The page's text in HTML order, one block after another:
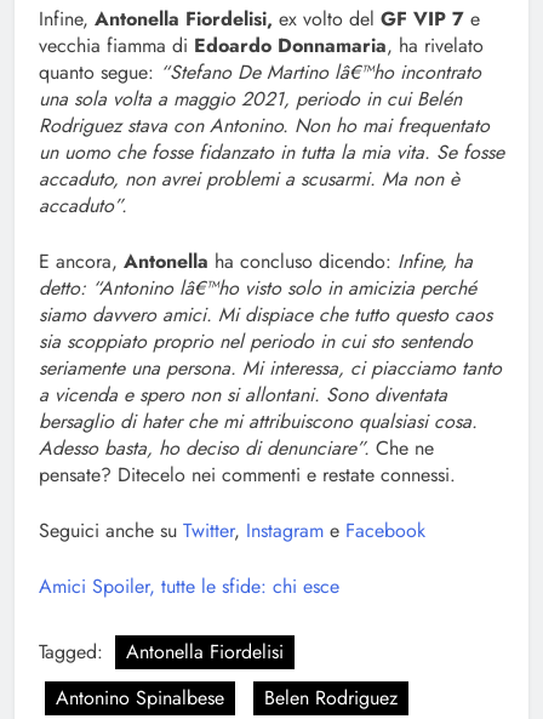
Infine, Antonella Fiordelisi, ex volto del GF VIP 7 e
vecchia fiamma di Edoardo Donnamaria, ha rivelato
quanto segue: “Stefano De Martino lâ€™ho incontrato
una sola volta a maggio 2021, periodo in cui Belén
Rodriguez stava con Antonino. Non ho mai frequentato
un uomo che fosse fidanzato in tutta la mia vita. Se fosse
accaduto, non avrei problemi a scusarmi. Ma non è
accaduto”.
E ancora, Antonella ha concluso dicendo: Infine, ha
detto: “Antonino lâ€™ho visto solo in amicizia perché
siamo davvero amici. Mi dispiace che tutto questo caos
sia scoppiato proprio nel periodo in cui sto sentendo
seriamente una persona. Mi interessa, ci piacciamo tanto
a vicenda e spero non si allontani. Sono diventata
bersaglio di hater che mi attribuiscono qualsiasi cosa.
Adesso basta, ho deciso di denunciare”. Che ne
pensate? Ditecelo nei commenti e restate connessi.
Seguici anche su Twitter, Instagram e Facebook
Amici Spoiler, tutte le sfide: chi esce
Tagged:
Antonella Fiordelisi
Antonino Spinalbese
Belen Rodriguez